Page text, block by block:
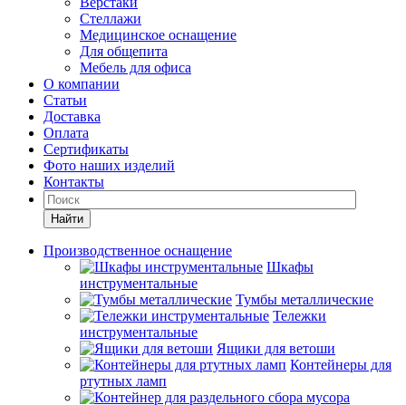
Стеллажи
Медицинское оснащение
Для общепита
Мебель для офиса
О компании
Статьи
Доставка
Оплата
Сертификаты
Фото наших изделий
Контакты
Найти
Производственное оснащение
Шкафы
инструментальные
Тумбы металлические
Тележки
инструментальные
Ящики для ветоши
Контейнеры для
ртутных ламп